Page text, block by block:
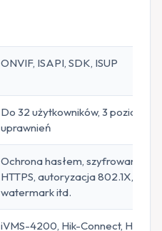
ONVIF, ISAPI, SDK, ISUP
Do 32 użytkowników, 3 poziomy
uprawnień
Ochrona hasłem, szyfrowanie
HTTPS, autoryzacja 802.1X,
watermark itd.
iVMS-4200, Hik-Connect, Hik-